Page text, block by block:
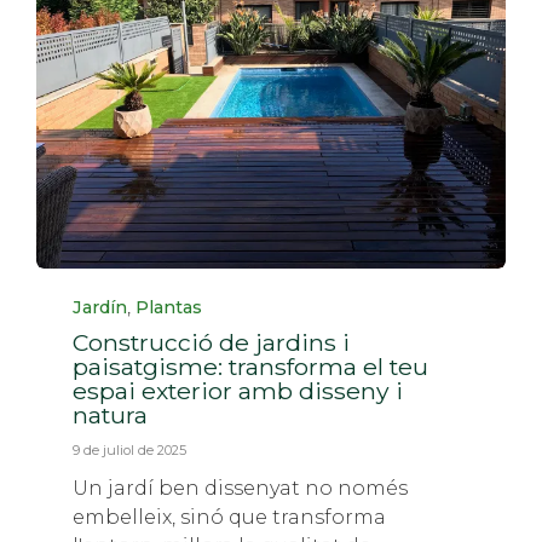
Categoria
Jardín, Plantas
Construcció de jardins i
paisatgisme: transforma el teu
espai exterior amb disseny i
natura
9 de juliol de 2025
Un jardí ben dissenyat no només
embelleix, sinó que transforma